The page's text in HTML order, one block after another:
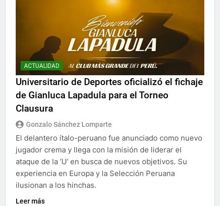
ACTUALIDAD
Universitario de Deportes oficializó el fichaje
de Gianluca Lapadula para el Torneo
Clausura
Gonzalo Sánchez Lomparte
El delantero ítalo-peruano fue anunciado como nuevo
jugador crema y llega con la misión de liderar el
ataque de la ‘U’ en busca de nuevos objetivos. Su
experiencia en Europa y la Selección Peruana
ilusionan a los hinchas.
Leer más